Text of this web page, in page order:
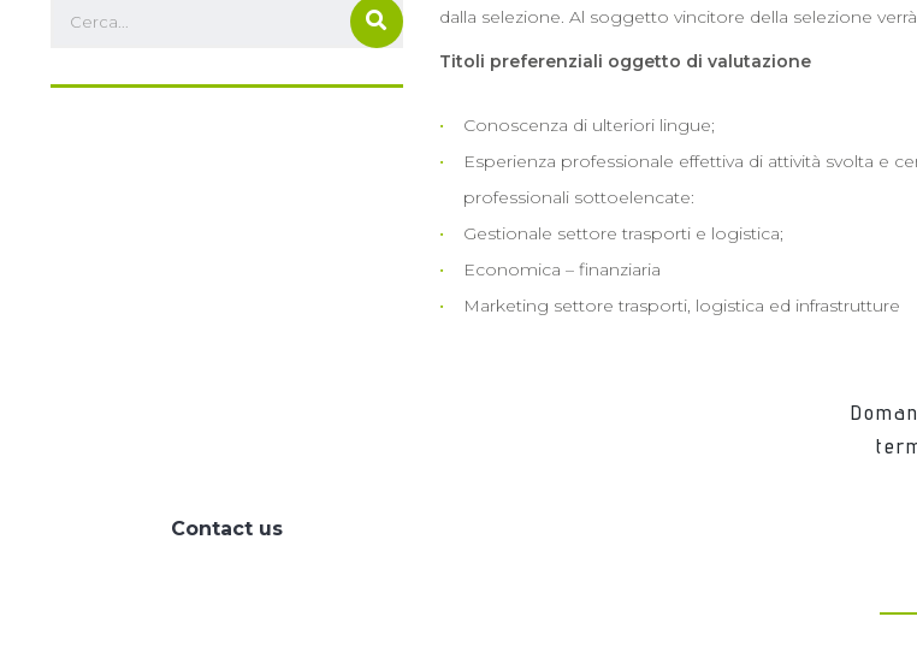
dalla selezione. Al soggetto vincitore della selezione
Titoli preferenziali oggetto di valutazione
Conoscenza di ulteriori lingue;
Esperienza professionale effettiva di attività svolta e
professionali sottoelencate:
Gestionale settore trasporti e logistica;
Economica – finanziaria
Marketing settore trasporti, logistica ed infrastrutture
Contact us